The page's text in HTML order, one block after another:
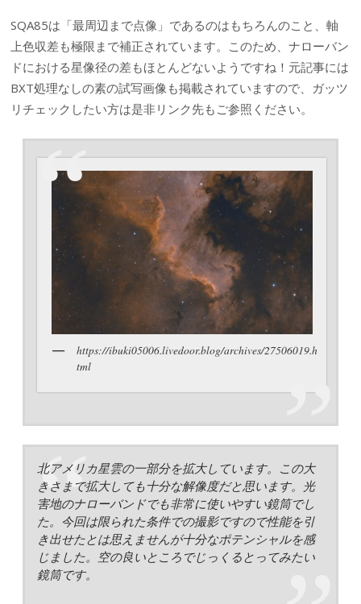
SQA85は「最周辺まで点像」であるのはもちろんのこと、軸
上色収差も極限まで補正されています。このため、ナローバン
ドにおける星像径の差もほとんどないようですね！元記事には
BXT処理なしの素の試写画像も掲載されていますので、ガッツ
リチェックしたい方は是非リンク先もご参照ください。
https://ibuki05006.livedoor.blog/archives/27506019.h
tml
北アメリカ星雲の一部分を拡大しています。この大
きさまで拡大しても十分な解像度だと思います。光
害地のナローバンドでも非常に使いやすい鏡筒でし
た。今回は限られた条件での撮影ですので性能を引
き出せたとは思えませんが十分なポテンシャルを感
じました。空の良いところでじっくるとってみたい
鏡筒です。